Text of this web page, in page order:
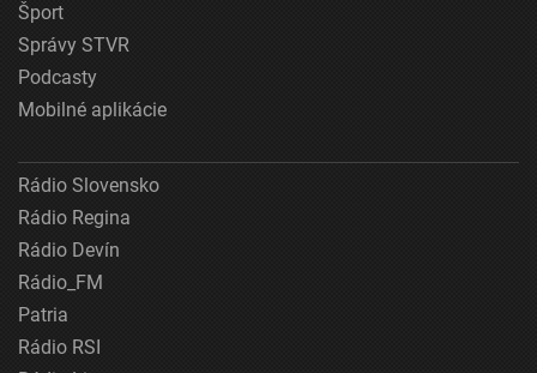
Šport
Správy STVR
Podcasty
Mobilné aplikácie
Rádio Slovensko
Rádio Regina
Rádio Devín
Rádio_FM
Patria
Rádio RSI